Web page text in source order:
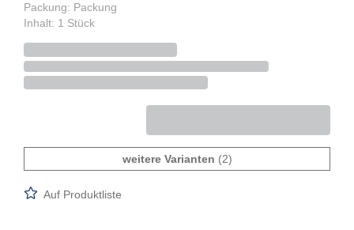
Packung: Packung
Inhalt: 1 Stück
weitere Varianten (2)
Auf Produktliste